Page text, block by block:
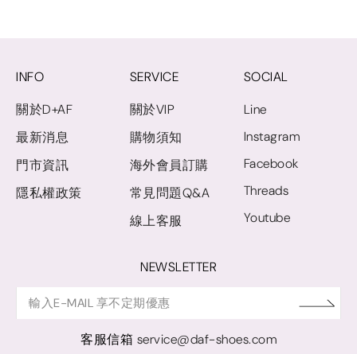
INFO
關於D+AF
最新消息
門市資訊
隱私權政策
SERVICE
關於VIP
購物須知
海外會員訂購
常見問題Q&A
線上客服
SOCIAL
Line
Instagram
Facebook
Threads
Youtube
NEWSLETTER
客服信箱 service@daf-shoes.com